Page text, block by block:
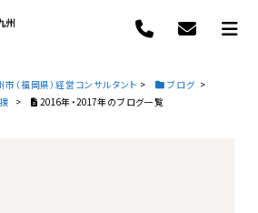
（福岡県）経営コンサルタント > ブログ >
> 2016年・2017年のブログ一覧